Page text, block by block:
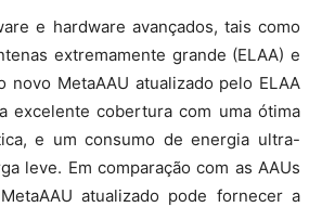
e hardware avançados, tais como
extremamente grande (ELAA) e
novo MetaAAU atualizado pelo ELAA
excelente cobertura com uma ótima
e um consumo de energia ultra-
leve. Em comparação com as AAUs
atualizado pode fornecer a